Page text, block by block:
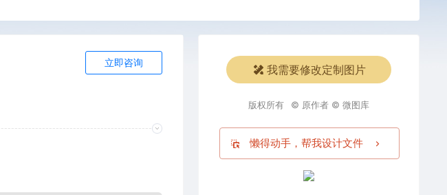
立即咨询
我需要修改定制图片
版权所有 © 原作者 © 微图库
懒得动手，帮我设计文件